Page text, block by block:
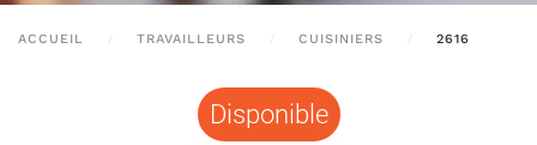
ACCUEIL TRAVAILLEURS CUISINIERS 2616
Disponible